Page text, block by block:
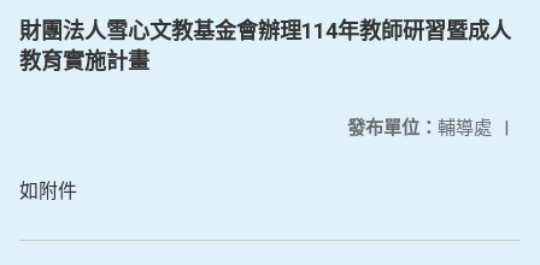
財團法人雪心文教基金會辦理114年教師研習暨成人
教育實施計畫
發布單位： 輔導處 |
如附件